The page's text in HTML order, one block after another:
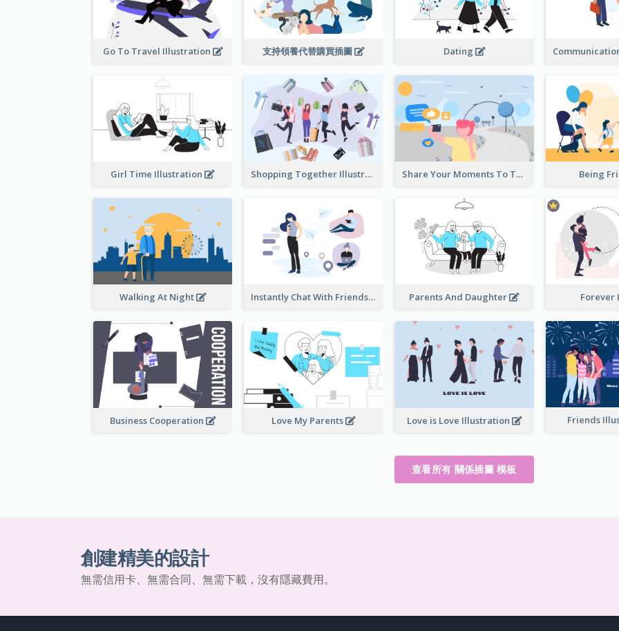
Go To Travel Illustration 支持領養代替購買插圖 Dating
Girl Time Illustration Shopping Together Illustration Share Your Moments To The World Illustration Being
Walking At Night Instantly Chat With Friends Illustration Parents And Daughter Forever
Business Cooperation Love My Parents Love is Love Illustration Friends
查看所有 關係插圖 模板
創建精美的設計
無需信用卡、無需合同、無需下載，沒有隱藏費用。